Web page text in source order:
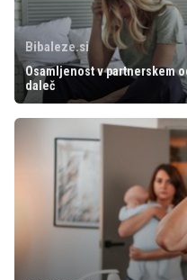
Bibaleze.si
Osamljenost v partnerskem
daleč